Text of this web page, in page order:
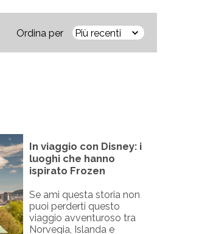
Ordina per
In viaggio con Disney: i
luoghi che hanno
ispirato Frozen
Se ami questa storia non
puoi perderti questo
viaggio avventuroso tra
Norvegia, Islanda e